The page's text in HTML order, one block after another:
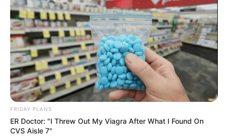
FRIDAY PLANS
ER Doctor: "I Threw Out My Viagra After What I Found On
CVS Aisle 7"